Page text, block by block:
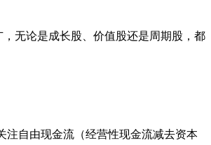
无论是成长股、价值股还是周期股，都
注自由现金流（经营性现金流减去资本